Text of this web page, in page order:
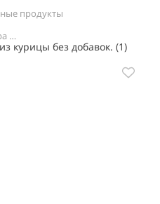
продукты
Вкусная котлета для бургера из курицы без добавок.